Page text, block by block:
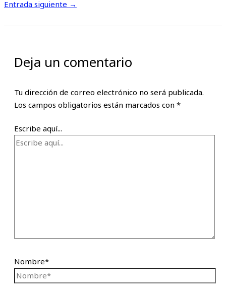
Entrada siguiente →
Deja un comentario
Tu dirección de correo electrónico no será publicada.
Los campos obligatorios están marcados con *
Escribe aquí...
Nombre*